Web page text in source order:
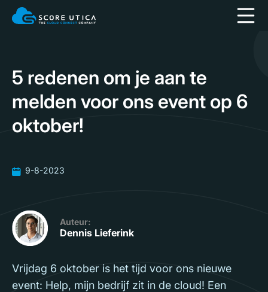
5 redenen om je aan te
melden voor ons event op 6
oktober!
9-8-2023
Auteur:
Dennis Lieferink
Vrijdag 6 oktober is het tijd voor ons nieuwe
event: Help, mijn bedrijf zit in de cloud! Een